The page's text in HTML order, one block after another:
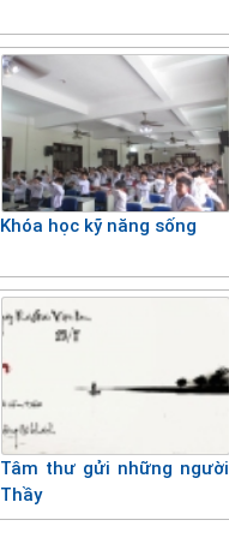
Khóa học kỹ năng sống
Tâm thư gửi những người
Thầy